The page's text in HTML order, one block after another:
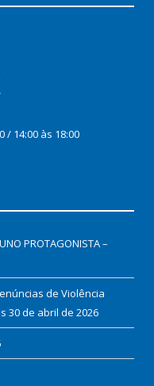
/ 14:00 às 18:00
PROTAGONISTA –
de Violência
30 de abril de 2026